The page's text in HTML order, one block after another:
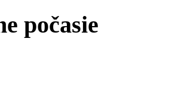
počasie